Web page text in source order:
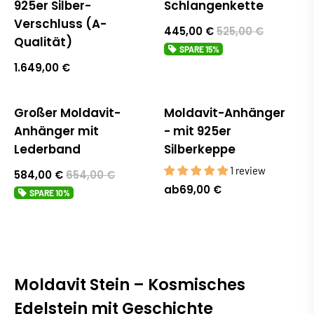
925er Silber-
Verschluss (A-
Qualität)
1.649,00 €
Schlangenkette
525,00 €
445,00 €
SPARE15%
Sale
Großer Moldavit-
Anhänger mit
Lederband
654,00 €
584,00 €
SPARE10%
Moldavit-Anhänger
- mit 925er
Silberkeppe
1 review
ab69,00 €
Moldavit Stein – Kosmisches
Edelstein mit Geschichte